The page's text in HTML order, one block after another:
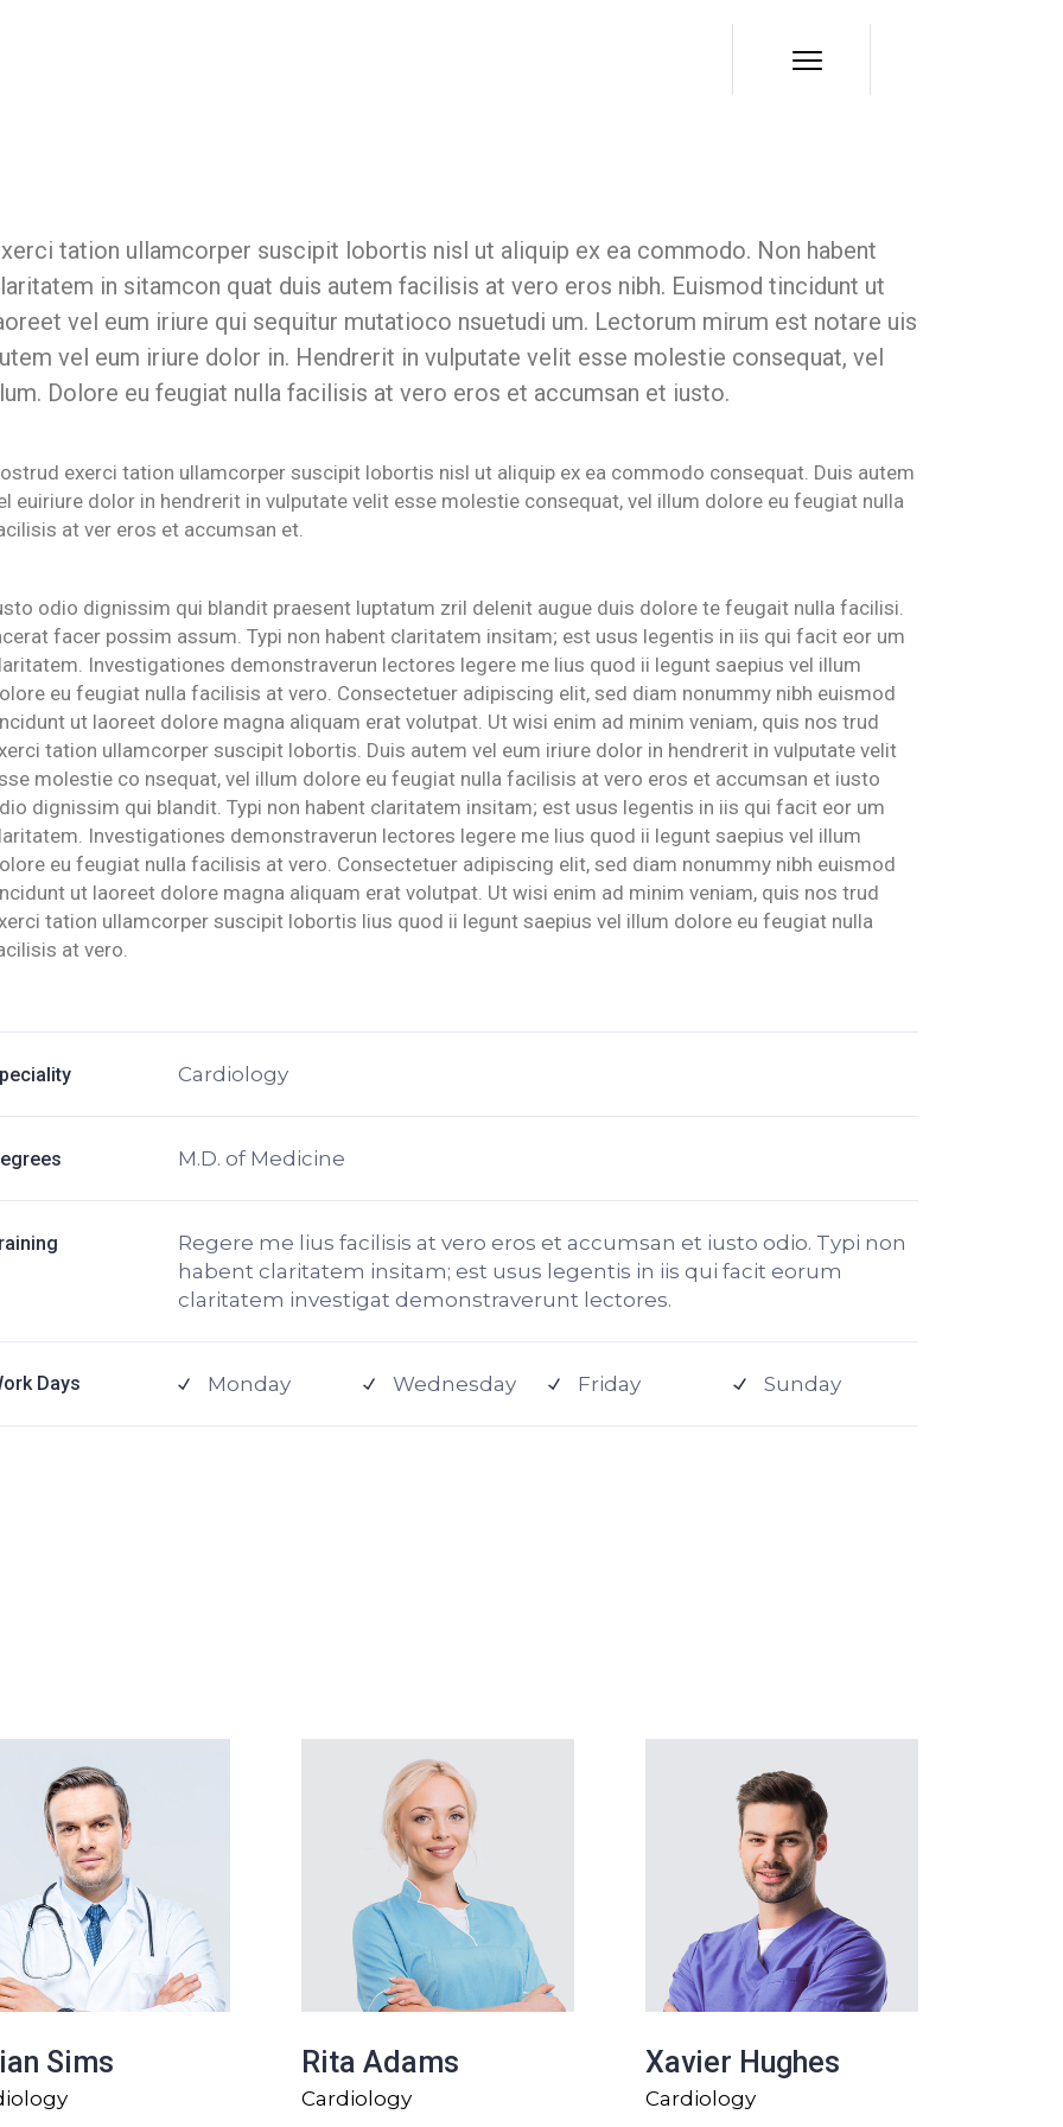
tation ullamcorper suscipit lobortis nisl ut aliquip ex ea commodo. Non habent
in sitamcon quat duis autem facilisis at vero eros nibh. Euismod tincidunt ut
vel eum iriure qui sequitur mutatioco nsuetudi um. Lectorum mirum est notare uis
vel eum iriure dolor in. Hendrerit in vulputate velit esse molestie consequat, vel
Dolore eu feugiat nulla facilisis at vero eros et accumsan et iusto.
exerci tation ullamcorper suscipit lobortis nisl ut aliquip ex ea commodo consequat. Duis autem
euiriure dolor in hendrerit in vulputate velit esse molestie consequat, vel illum dolore eu feugiat nulla
at ver eros et accumsan et.
odio dignissim qui blandit praesent luptatum zril delenit augue duis dolore te feugait nulla facilisi.
facer possim assum. Typi non habent claritatem insitam; est usus legentis in iis qui facit eor um
Investigationes demonstraverun lectores legere me lius quod ii legunt saepius vel illum
eu feugiat nulla facilisis at vero. Consectetuer adipiscing elit, sed diam nonummy nibh euismod
ut laoreet dolore magna aliquam erat volutpat. Ut wisi enim ad minim veniam, quis nos trud
tation ullamcorper suscipit lobortis. Duis autem vel eum iriure dolor in hendrerit in vulputate velit
molestie co nsequat, vel illum dolore eu feugiat nulla facilisis at vero eros et accumsan et iusto
dignissim qui blandit. Typi non habent claritatem insitam; est usus legentis in iis qui facit eor um
Investigationes demonstraverun lectores legere me lius quod ii legunt saepius vel illum
eu feugiat nulla facilisis at vero. Consectetuer adipiscing elit, sed diam nonummy nibh euismod
ut laoreet dolore magna aliquam erat volutpat. Ut wisi enim ad minim veniam, quis nos trud
tation ullamcorper suscipit lobortis lius quod ii legunt saepius vel illum dolore eu feugiat nulla
at vero.
Cardiology
M.D. of Medicine
Regere me lius facilisis at vero eros et accumsan et iusto odio. Typi non
habent claritatem insitam; est usus legentis in iis qui facit eorum
claritatem investigat demonstraverunt lectores.
Days Monday Wednesday Friday Sunday
Sims Rita Adams
Cardiology
Xavier Hughes
Cardiology